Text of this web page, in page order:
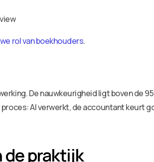
rol van boekhouders.
De nauwkeurigheid ligt boven de
AI verwerkt, de accountant keurt
de praktijk